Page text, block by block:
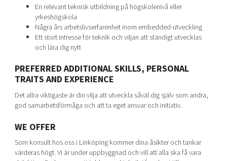
En relevant teknisk utbildning på högskolenivå eller
yrkeshögskola
Några års arbetslivserfarenhet inom embedded-utveckling
Ett stort intresse för teknik och viljan att ständigt utvecklas
och lära dig nytt
PREFERRED ADDITIONAL SKILLS, PERSONAL
TRAITS AND EXPERIENCE
Det allra viktigaste är din vilja att utveckla såväl dig själv som andra,
god samarbetsförmåga och att ta eget ansvar och initiativ.
WE OFFER
Som konsult hos oss i Linköping kommer dina åsikter och tankar
värderas högt. Vi är under uppbyggnad och vill att alla ska få vara